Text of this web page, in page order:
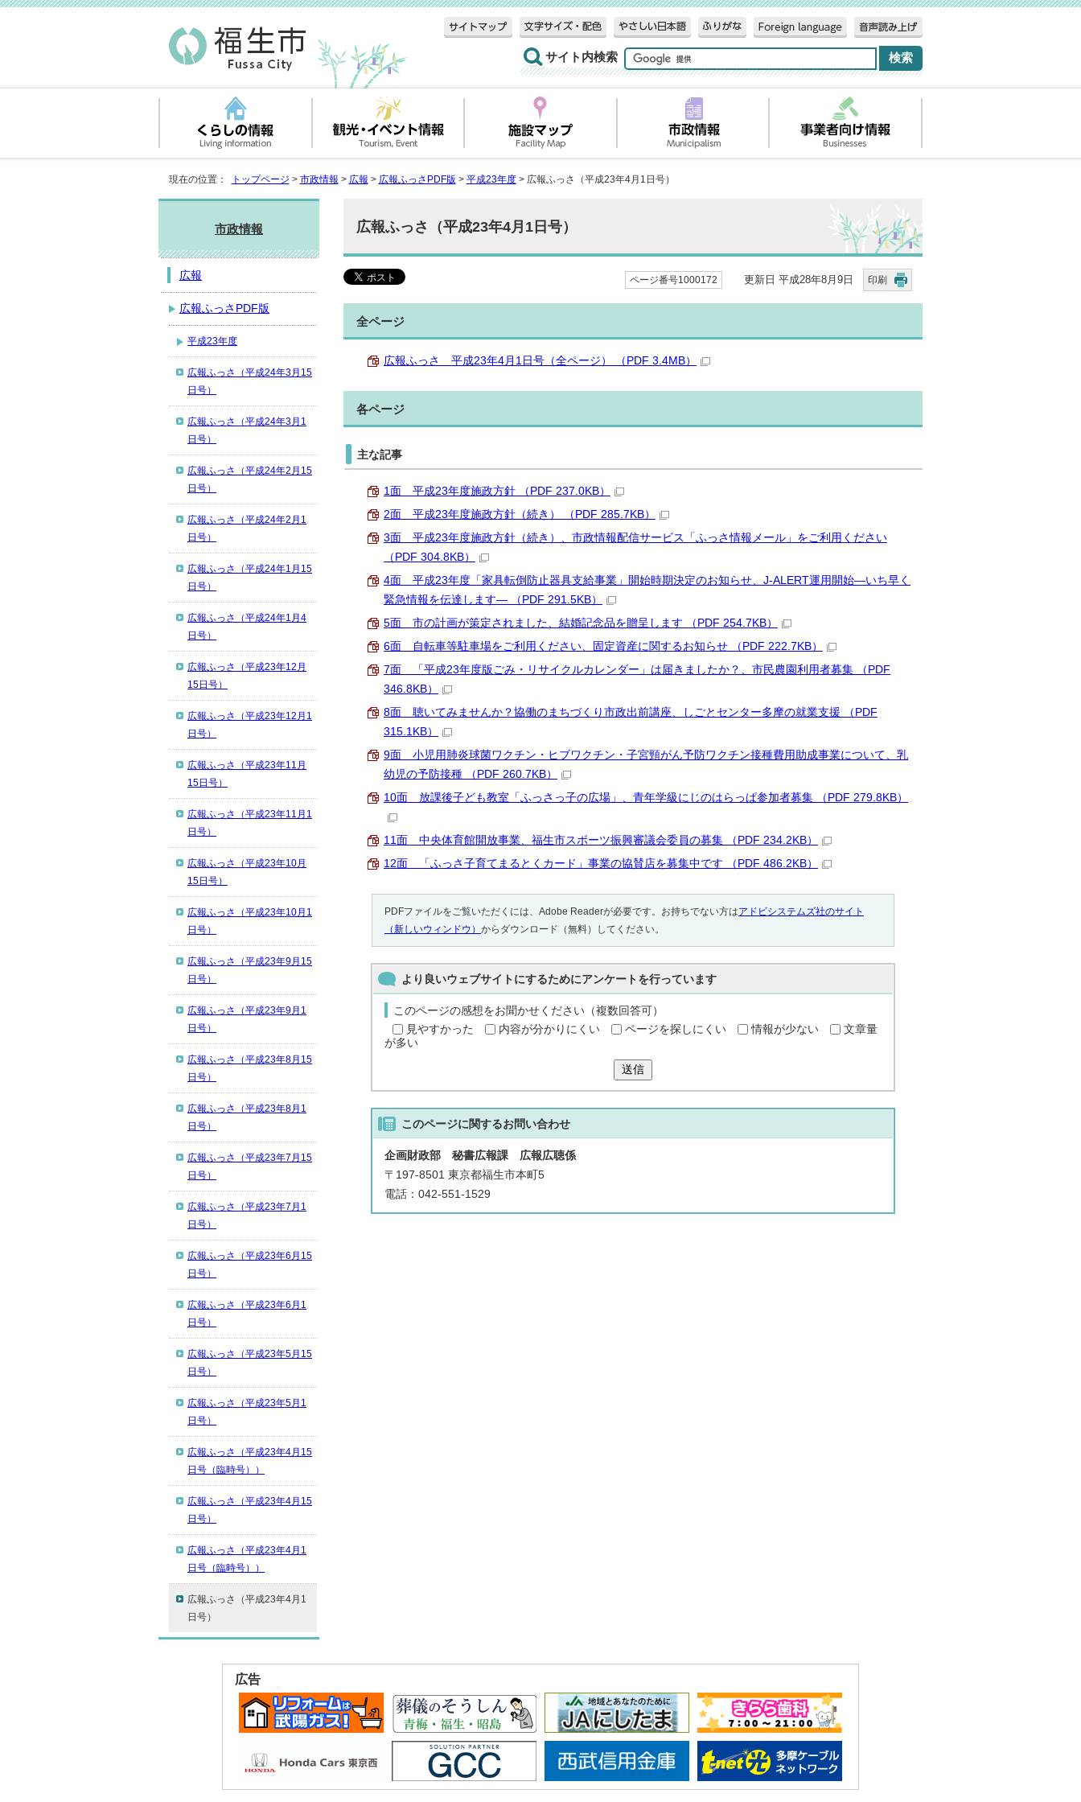
サイト内検索
現在の位置： トップページ > 市政情報 > 広報 > 広報ふっさPDF版 > 平成23年度> 広報ふっさ（平成23年4月1日号）
広報ふっさ（平成23年4月1日号）
ページ番号1000172 更新日 平成28年8月9日 印刷
全ページ
広報ふっさ 平成23年4月1日号（全ページ） （PDF 3.4MB）
各ページ
主な記事
1面 平成23年度施政方針 （PDF 237.0KB）
2面 平成23年度施政方針（続き） （PDF 285.7KB）
3面 平成23年度施政方針（続き）、市政情報配信サービス「ふっさ情報メール」をご利用ください
（PDF 304.8KB）
4面 平成23年度「家具転倒防止器具支給事業」開始時期決定のお知らせ、J-ALERT運用開始―いち早く
緊急情報を伝達します― （PDF 291.5KB）
5面 市の計画が策定されました、結婚記念品を贈呈します （PDF 254.7KB）
6面 自転車等駐車場をご利用ください、固定資産に関するお知らせ （PDF 222.7KB）
7面 「平成23年度版ごみ・リサイクルカレンダー」は届きましたか？、市民農園利用者募集 （PDF
346.8KB）
8面 聴いてみませんか？協働のまちづくり市政出前講座、しごとセンター多摩の就業支援 （PDF
315.1KB）
9面 小児用肺炎球菌ワクチン・ヒブワクチン・子宮頸がん予防ワクチン接種費用助成事業について、乳
幼児の予防接種 （PDF 260.7KB）
10面 放課後子ども教室「ふっさっ子の広場」、青年学級にじのはらっぱ参加者募集 （PDF 279.8KB）
11面 中央体育館開放事業、福生市スポーツ振興審議会委員の募集 （PDF 234.2KB）
12面 「ふっさ子育てまるとくカード」事業の協賛店を募集中です （PDF 486.2KB）
PDFファイルをご覧いただくには、Adobe Readerが必要です。お持ちでない方はアドビシステムズ社のサイト
（新しいウィンドウ） からダウンロード（無料）してください。
より良いウェブサイトにするためにアンケートを行っています
このページの感想をお聞かせください（複数回答可）
見やすかった
内容が分かりにくい ページを探しにくい 情報が少ない
文章量
が多い
送信
このページに関するお問い合わせ
企画財政部 秘書広報課 広報広聴係
〒197-8501 東京都福生市本町5
電話：042-551-1529
市政情報
広報
広報ふっさPDF版
平成23年度
広報ふっさ（平成24年3月15
日号）
広報ふっさ（平成24年3月1
日号）
広報ふっさ（平成24年2月15
日号）
広報ふっさ（平成24年2月1
日号）
広報ふっさ（平成24年1月15
日号）
広報ふっさ（平成24年1月4
日号）
広報ふっさ（平成23年12月
15日号）
広報ふっさ（平成23年12月1
日号）
広報ふっさ（平成23年11月
15日号）
広報ふっさ（平成23年11月1
日号）
広報ふっさ（平成23年10月
15日号）
広報ふっさ（平成23年10月1
日号）
広報ふっさ（平成23年9月15
日号）
広報ふっさ（平成23年9月1
日号）
広報ふっさ（平成23年8月15
日号）
広報ふっさ（平成23年8月1
日号）
広報ふっさ（平成23年7月15
日号）
広報ふっさ（平成23年7月1
日号）
広報ふっさ（平成23年6月15
日号）
広報ふっさ（平成23年6月1
日号）
広報ふっさ（平成23年5月15
日号）
広報ふっさ（平成23年5月1
日号）
広報ふっさ（平成23年4月15
日号（臨時号））
広報ふっさ（平成23年4月15
日号）
広報ふっさ（平成23年4月1
日号（臨時号））
広報ふっさ（平成23年4月1
日号）
広告